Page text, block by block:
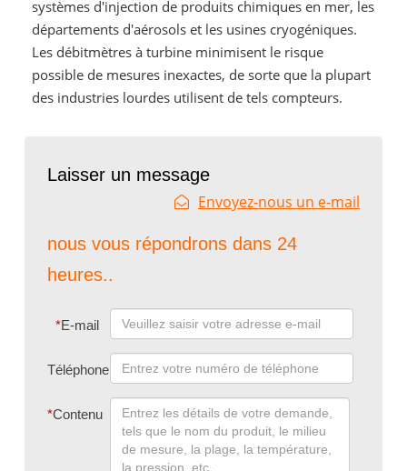
systèmes d'injection de produits chimiques en mer, les
départements d'aérosols et les usines cryogéniques.
Les débitmètres à turbine minimisent le risque
possible de mesures inexactes, de sorte que la plupart
des industries lourdes utilisent de tels compteurs.
Laisser un message
Envoyez-nous un e-mail
nous vous répondrons dans 24
heures..
*E-mail
Téléphone
*Contenu